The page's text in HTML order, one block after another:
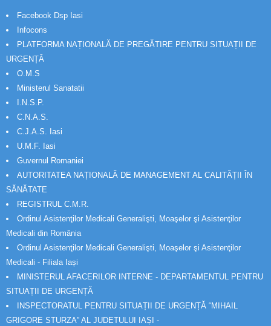
Facebook Dsp Iasi
Infocons
PLATFORMA NAȚIONALĂ DE PREGĂTIRE PENTRU SITUAȚII DE
URGENȚĂ
O.M.S
Ministerul Sanatatii
I.N.S.P.
C.N.A.S.
C.J.A.S. Iasi
U.M.F. Iasi
Guvernul Romaniei
AUTORITATEA NAȚIONALĂ DE MANAGEMENT AL CALITĂȚII ÎN
SĂNĂTATE
REGISTRUL C.M.R.
Ordinul Asistenţilor Medicali Generalişti, Moaşelor şi Asistenţilor
Medicali din România
Ordinul Asistenţilor Medicali Generalişti, Moaşelor şi Asistenţilor
Medicali - Filiala Iași
MINISTERUL AFACERILOR INTERNE - DEPARTAMENTUL PENTRU
SITUAȚII DE URGENȚĂ
INSPECTORATUL PENTRU SITUAȚII DE URGENȚĂ “MIHAIL
GRIGORE STURZA” AL JUDETULUI IAȘI -